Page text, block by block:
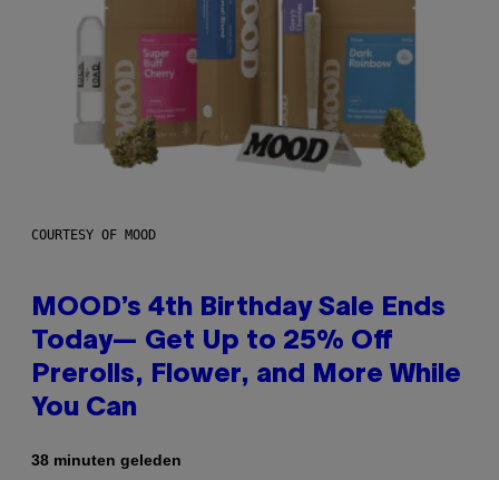
COURTESY OF MOOD
MOOD’s 4th Birthday Sale Ends
Today— Get Up to 25% Off
Prerolls, Flower, and More While
You Can
38 minuten geleden